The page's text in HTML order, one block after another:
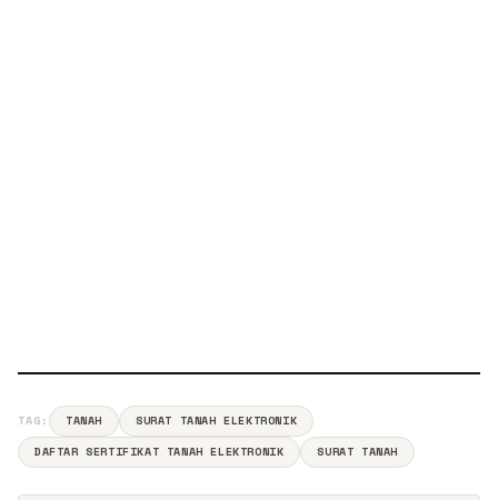
TAG: TANAH
SURAT TANAH ELEKTRONIK
DAFTAR SERTIFIKAT TANAH ELEKTRONIK
SURAT TANAH